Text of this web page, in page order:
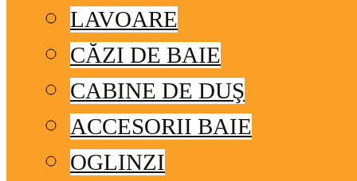
LAVOARE
CĂZI DE BAIE
CABINE DE DUŞ
ACCESORII BAIE
OGLINZI